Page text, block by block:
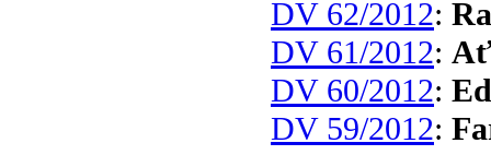
DV 62/2012:
DV 61/2012:
DV 60/2012:
DV 59/2012: